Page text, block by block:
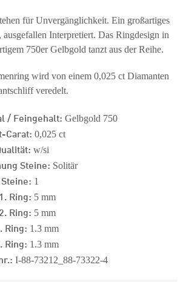
für Unvergänglichkeit. Ein großartiges
ausgefallen Interpretiert. Das Ringdesign in
750er Gelbgold tanzt aus der Reihe.
wird von einem 0,025 ct Diamanten
veredelt.
/ Feingehalt: Gelbgold 750
Carat: 0,025 ct
w/si
Steine: Solitär
1
Ring: 5 mm
Ring: 5 mm
Ring: 1.3 mm
Ring: 1.3 mm
I-88-73212_88-73322-4